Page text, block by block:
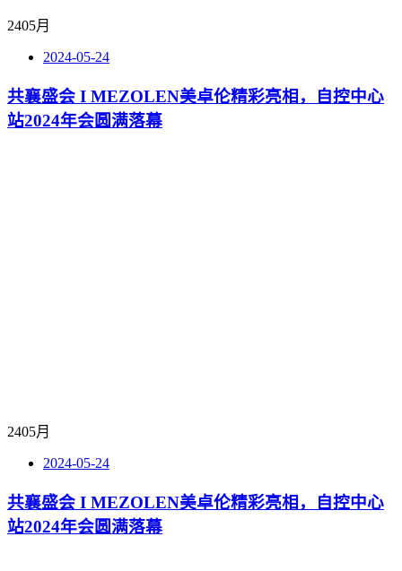
2405月
2024-05-24
共襄盛会 I MEZOLEN美卓伦精彩亮相，自控中心
站2024年会圆满落幕
2405月
2024-05-24
共襄盛会 I MEZOLEN美卓伦精彩亮相，自控中心
站2024年会圆满落幕